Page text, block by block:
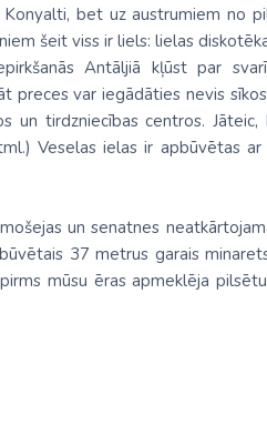
Šarm el Šeiha
(pārsēš. Stambulā)
salas
Filipīnas
Indija
Japāna
bet uz austrumiem no
šeit viss ir liels: lielas
Antāljiā kļūst par
preces var iegādāties nevis
tirdzniecības centros.
Veselas ielas ir apbūvētas
un senatnes
37 metrus garais
mūsu ēras apmeklēja